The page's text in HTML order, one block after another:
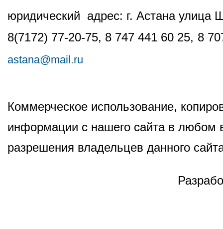
юридический адрес: г. Астана
8(7172) 77-20-75, 8 747 441 60 25, 8
astana@mail.ru
Коммерческое использование,
информации с нашего сайта в любом
разрешения владельцев данного